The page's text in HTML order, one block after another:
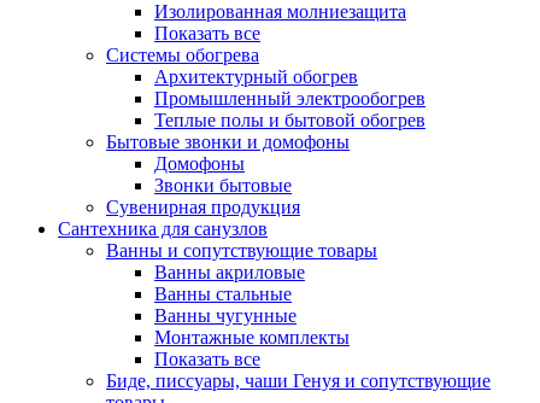
Изолированная молниезащита
Показать все
Системы обогрева
Архитектурный обогрев
Промышленный электрообогрев
Теплые полы и бытовой обогрев
Бытовые звонки и домофоны
Домофоны
Звонки бытовые
Сувенирная продукция
Сантехника для санузлов
Ванны и сопутствующие товары
Ванны акриловые
Ванны стальные
Ванны чугунные
Монтажные комплекты
Показать все
Биде, писсуары, чаши Генуя и сопутствующие